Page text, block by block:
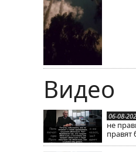
Видео
06-08-
не
правят